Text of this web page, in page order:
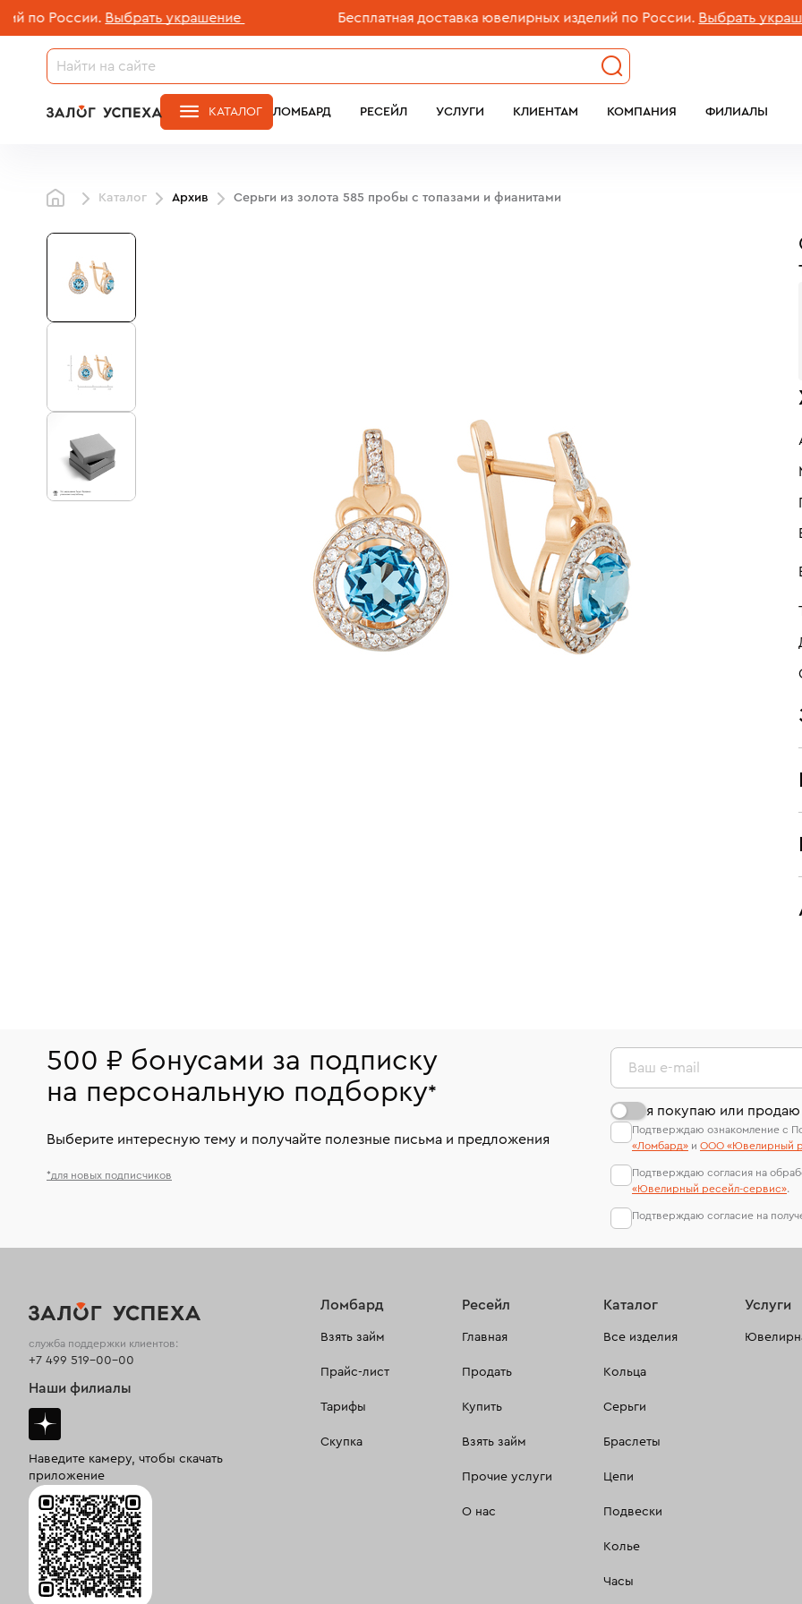
России. Выбрать украшение Бесплатная доставка ювелирных изделий по России. Выбрать украшение
ЛОМБАРД РЕСЕЙЛ УСЛУГИ КЛИЕНТАМ КОМПАНИЯ ФИЛИАЛЫ
КАТАЛОГ
Каталог Архив Серьги из золота 585 пробы c топазами и фианитами
500 ₽ бонусами за подписку
на персональную подборку*
Выберите интересную тему и получайте полезные письма и предложения
*для новых подписчиков
Ваш e-mail
я покупаю или
Подтверждаю ознакомление с
«Ломбард» и ООО «Ювелирный
Подтверждаю согласия на
«Ювелирный ресейл-сервиc».
Подтверждаю согласие на
Ломбард
Взять займ
Прайс-лист
Тарифы
Скупка
Ресейл
Главная
Продать
Купить
Взять займ
Прочие услуги
О нас
Каталог
Все изделия
Кольца
Серьги
Браслеты
Цепи
Подвески
Колье
Часы
Услуги
служба поддержки клиентов:
+7 499 519-00-00
Наши филиалы
Наведите камеру, чтобы скачать
приложение